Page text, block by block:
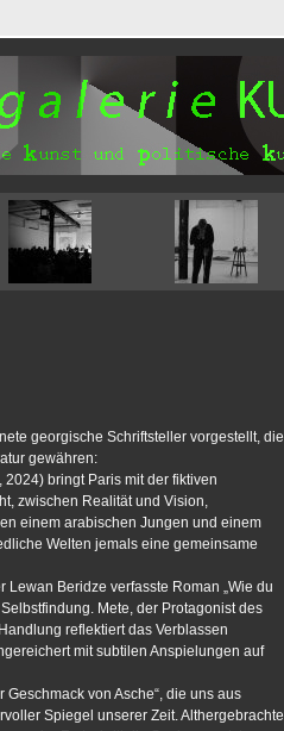
georgische Schriftsteller vorgestellt, die
gewähren:
bringt Paris mit der fiktiven
zwischen Realität und Vision,
einem arabischen Jungen und einem
Welten jemals eine gemeinsame
Beridze verfasste Roman „Wie du
Mete, der Protagonist des
reflektiert das Verblassen
mit subtilen Anspielungen auf
von Asche“, die uns aus
Spiegel unserer Zeit. Althergebrachte